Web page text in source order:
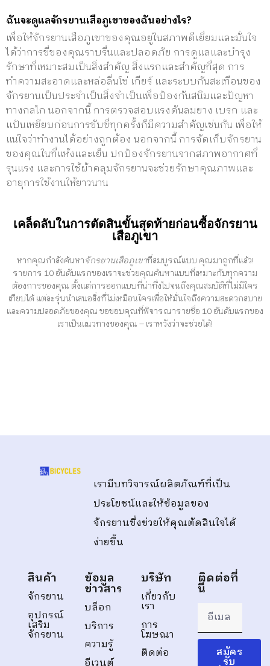
ฉันจะดูแลจักรยานเสือภูเขาของฉันอย่างไร?
เพื่อให้จักรยานเสือภูเขาของคุณอยู่ในสภาพดีเยี่ยมและมั่นใจ
ได้ว่าการขี่ของคุณราบรื่นและปลอดภัย การดูแลและบำรุง
รักษาที่เหมาะสมเป็นสิ่งสำคัญ สิ่งแรกและสำคัญที่สุด การ
ทำความสะอาดและหล่อลื่นโซ่ เกียร์ และระบบกันสะเทือนของ
จักรยานเป็นประจำเป็นสิ่งจำเป็นเพื่อป้องกันสนิมและปัญหา
ทางกลไก นอกจากนี้ การตรวจสอบแรงดันลมยาง เบรก และ
แป้นเหยียบก่อนการขับขี่ทุกครั้งก็มีความสำคัญเช่นกัน เพื่อให้
แน่ใจว่าทำงานได้อย่างถูกต้อง นอกจากนี้ การจัดเก็บจักรยาน
ของคุณในที่แห้งและเย็น ปกป้องจักรยานจากสภาพอากาศที่
รุนแรง และการใช้ผ้าคลุมจักรยานจะช่วยรักษาคุณภาพและ
อายุการใช้งานให้ยาวนาน
เคล็ดลับในการตัดสินขั้นสุดท้ายก่อนซื้อจักรยาน
เสือภูเขา
หากคุณกำลังค้นหาจักรยานเสือภูเขาที่สมบูรณ์แบบ คุณมาถูกที่แล้ว!
รายการ 10 อันดับแรกของเราจะช่วยคุณค้นหาแบบที่เหมาะกับทุกความ
ต้องการของคุณ ตั้งแต่การออกแบบที่น่าทึ่งไปจนถึงคุณสมบัติที่ไม่มีใคร
เทียบได้ แต่ละรุ่นนำเสนอสิ่งที่ไม่เหมือนใครเพื่อให้มั่นใจถึงความสะดวกสบาย
และความปลอดภัยของคุณ ขอขอบคุณที่พิจารณารายชื่อ 10 อันดับแรกของ
เราเป็นแนวทางของคุณ – เราหวังว่าจะช่วยได้!
เรามีบทวิจารณ์ผลิตภัณฑ์ที่เป็น
ประโยชน์และให้ข้อมูลของ
จักรยานซึ่งช่วยให้คุณตัดสินใจได้
ง่ายขึ้น
สินค้า
จักรยาน
อุปกรณ์
เสริม
จักรยาน
ข้อมูล
ข่าวสาร
บล็อก
บริการ
ความรู้
บริษัท
เกี่ยวกับ
เรา
การ
โฆษณา
ติดต่อ
ติดต่อที่
นี่
สมัคร
รับ